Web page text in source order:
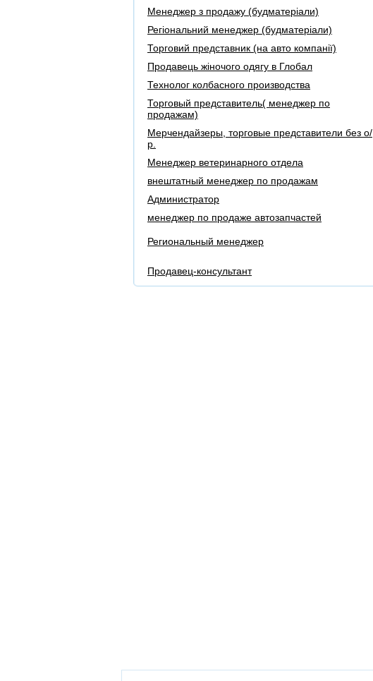
Менеджер з продажу (будматеріали)
Регіональний менеджер (будматеріали)
Торговий представник (на авто компанії)
Продавець жіночого одягу в Глобал
Технолог колбасного производства
Торговый представитель( менеджер по
продажам)
Мерчендайзеры, торговые представители без о/
р.
Менеджер ветеринарного отдела
внештатный менеджер по продажам
Администратор
менеджер по продаже автозапчастей
Региональный менеджер
Продавец-консультант